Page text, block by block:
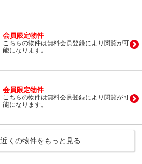
会員限定物件
こちらの物件は無料会員登録により閲覧が可
能になります。
会員限定物件
こちらの物件は無料会員登録により閲覧が可
能になります。
近くの物件をもっと見る